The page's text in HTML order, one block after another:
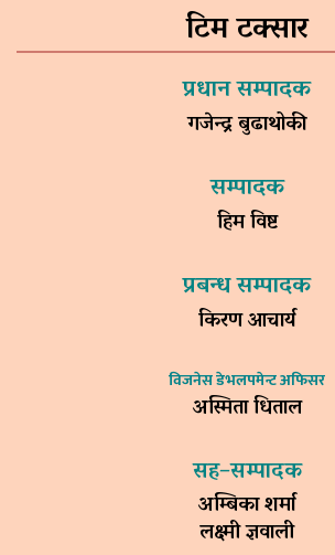
टिम टक्सार
प्रधान सम्पादक
गजेन्द्र बुढाथोकी
सम्पादक
हिम विष्ट
प्रबन्ध सम्पादक
किरण आचार्य
विजनेस डेभलपमेन्ट अफिसर
अस्मिता धिताल
सह–सम्पादक
अम्बिका शर्मा
लक्ष्मी ज्ञवाली